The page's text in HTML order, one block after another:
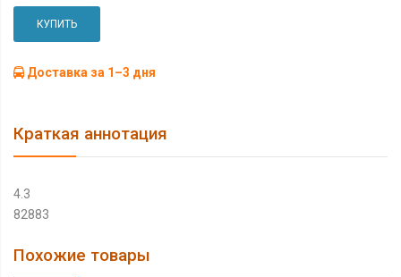
КУПИТЬ
Доставка за 1–3 дня
Краткая аннотация
4.3
82883
Похожие товары